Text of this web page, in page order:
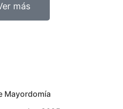
más
Mayordomía